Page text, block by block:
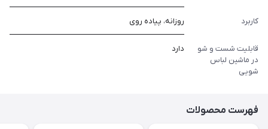
کاربرد روزانه، پیاده روی
قابلیت شست و شو
در ماشین لباس
شویی
دارد
فهرست محصولات